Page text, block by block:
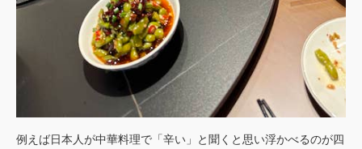
例えば日本人が中華料理で「辛い」と聞くと思い浮かべるのが四